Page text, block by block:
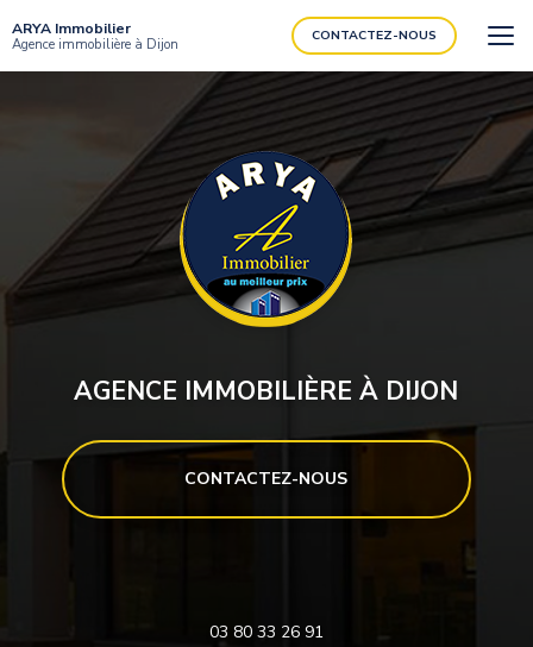
au
contenu
principal
ARYA Immobilier
Agence immobilière à Dijon CONTACTEZ-NOUS
AGENCE IMMOBILIÈRE À DIJON
CONTACTEZ-NOUS
03 80 33 26 91